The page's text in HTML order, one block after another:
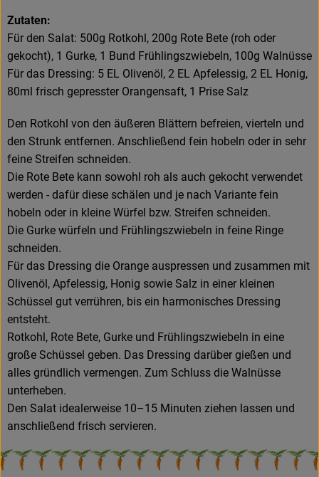
Zutaten:
Für den Salat: 500g Rotkohl, 200g Rote Bete (roh oder
gekocht), 1 Gurke, 1 Bund Frühlingszwiebeln, 100g Walnüsse
Für das Dressing: 5 EL Olivenöl, 2 EL Apfelessig, 2 EL Honig,
80ml frisch gepresster Orangensaft, 1 Prise Salz
Den Rotkohl von den äußeren Blättern befreien, vierteln und
den Strunk entfernen. Anschließend fein hobeln oder in sehr
feine Streifen schneiden.
Die Rote Bete kann sowohl roh als auch gekocht verwendet
werden - dafür diese schälen und je nach Variante fein
hobeln oder in kleine Würfel bzw. Streifen schneiden.
Die Gurke würfeln und Frühlingszwiebeln in feine Ringe
schneiden.
Für das Dressing die Orange auspressen und zusammen mit
Olivenöl, Apfelessig, Honig sowie Salz in einer kleinen
Schüssel gut verrühren, bis ein harmonisches Dressing
entsteht.
Rotkohl, Rote Bete, Gurke und Frühlingszwiebeln in eine
große Schüssel geben. Das Dressing darüber gießen und
alles gründlich vermengen. Zum Schluss die Walnüsse
unterheben.
Den Salat idealerweise 10–15 Minuten ziehen lassen und
anschließend frisch servieren.